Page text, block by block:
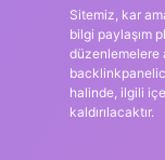
Sitemiz, kar
bilgi paylaşım
düzenlemelere
halinde, ilgili
kaldırılacaktır.